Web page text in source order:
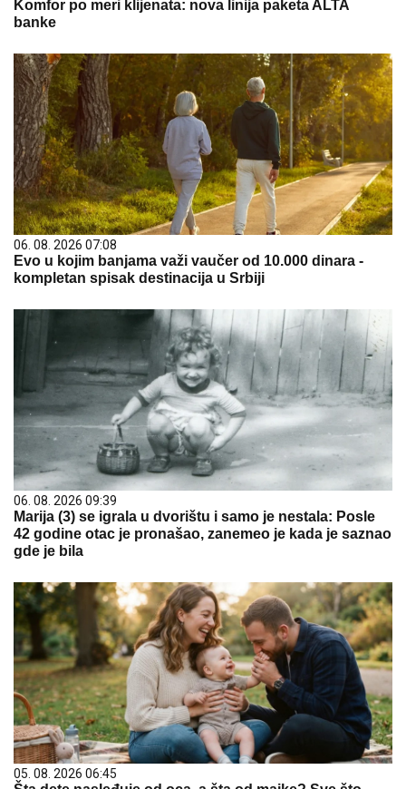
Komfor po meri klijenata: nova linija paketa ALTA
banke
06. 08. 2026 07:08
Evo u kojim banjama važi vaučer od 10.000 dinara -
kompletan spisak destinacija u Srbiji
06. 08. 2026 09:39
Marija (3) se igrala u dvorištu i samo je nestala: Posle
42 godine otac je pronašao, zanemeo je kada je saznao
gde je bila
05. 08. 2026 06:45